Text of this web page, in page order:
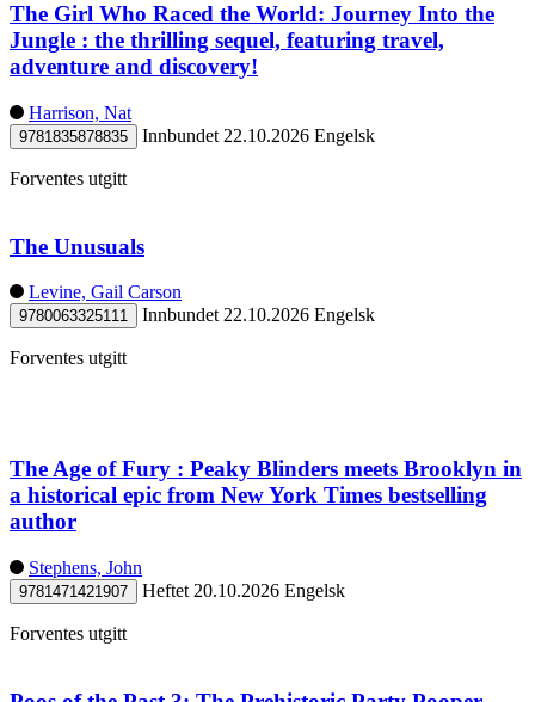
The Girl Who Raced the World: Journey Into the
Jungle : the thrilling sequel, featuring travel,
adventure and discovery!
Harrison, Nat
9781835878835 Innbundet 22.10.2026 Engelsk
Forventes utgitt
The Unusuals
Levine, Gail Carson
9780063325111 Innbundet 22.10.2026 Engelsk
Forventes utgitt
The Age of Fury : Peaky Blinders meets Brooklyn in
a historical epic from New York Times bestselling
author
Stephens, John
9781471421907 Heftet 20.10.2026 Engelsk
Forventes utgitt